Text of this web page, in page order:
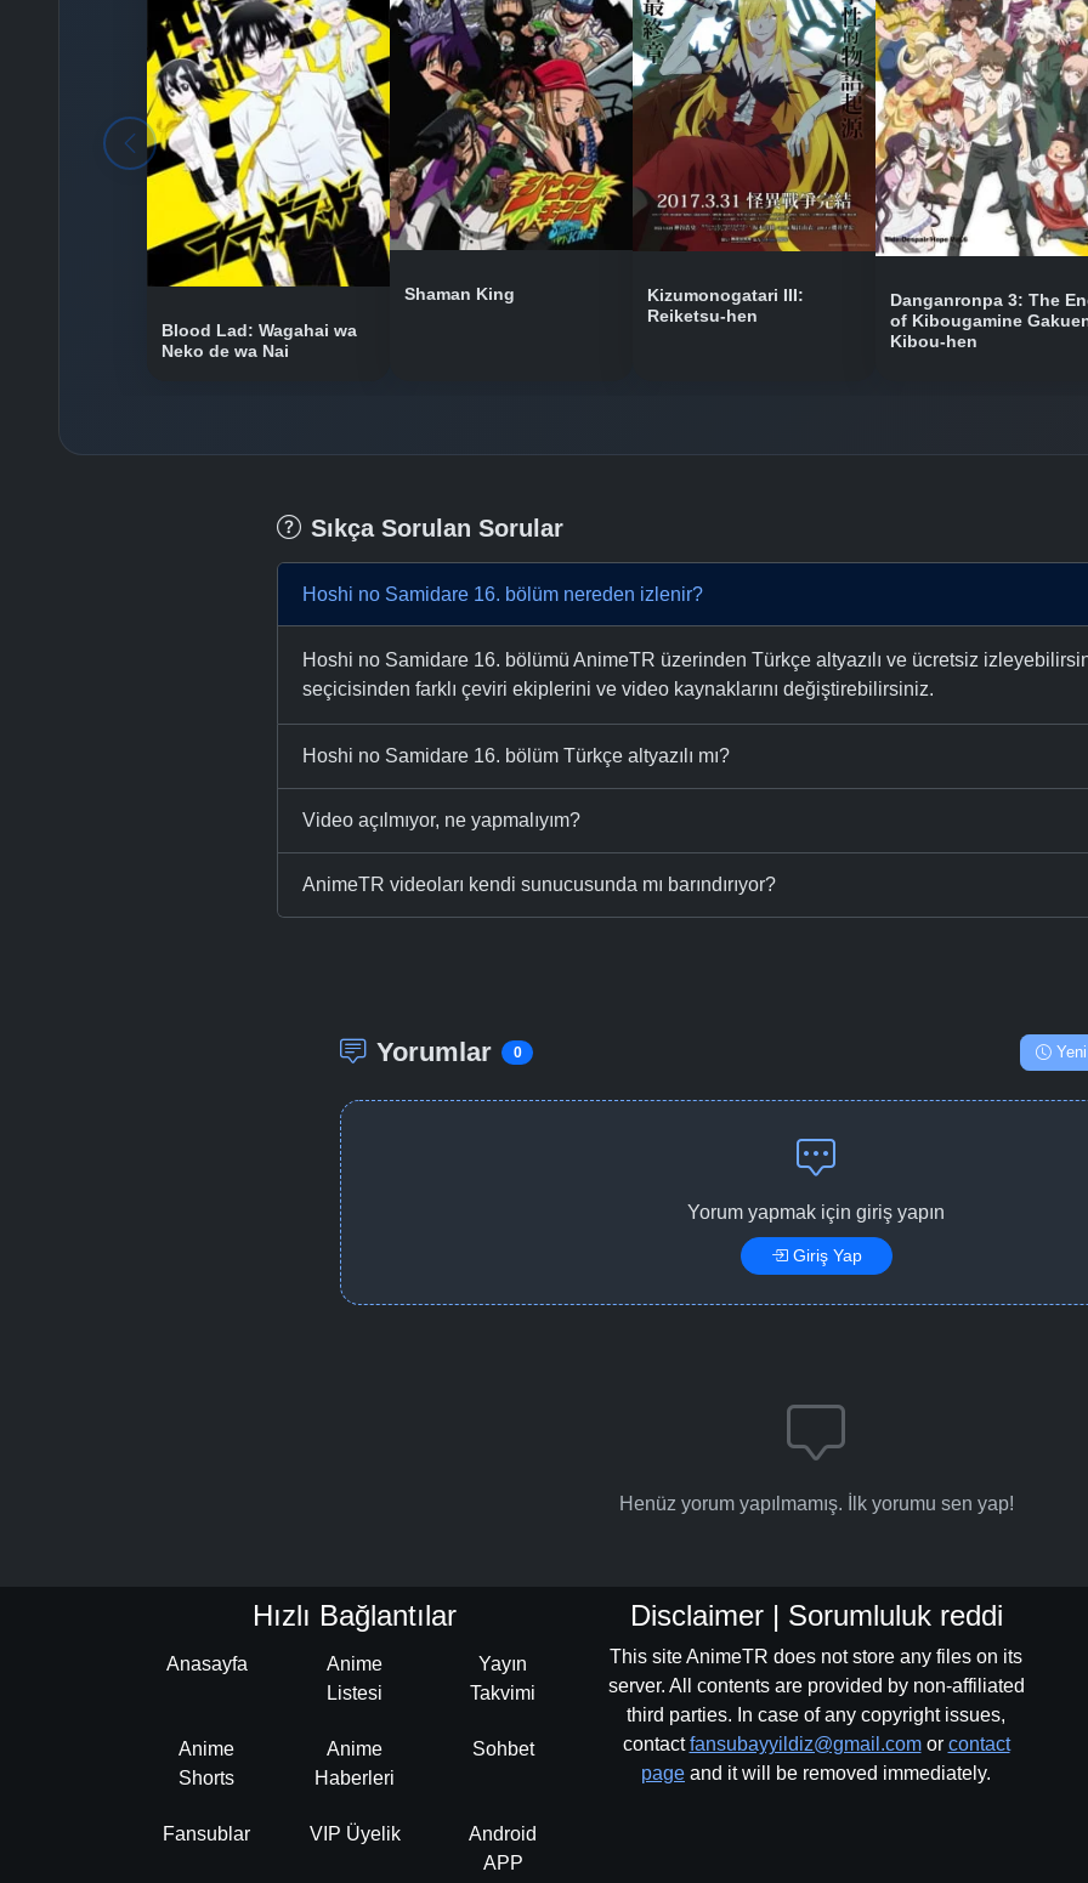
Blood Lad: Wagahai wa
Neko de wa Nai
Shaman King
Kizumonogatari III:
Reiketsu-hen
Danganronpa 3: The
of Kibougamine
Kibou-hen
Sıkça Sorulan Sorular
Hoshi no Samidare 16. bölüm nereden izlenir?
Hoshi no Samidare 16. bölümü AnimeTR üzerinden Türkçe altyazılı ve ücretsiz
seçicisinden farklı çeviri ekiplerini ve video kaynaklarını değiştirebilirsiniz.
Hoshi no Samidare 16. bölüm Türkçe altyazılı mı?
Video açılmıyor, ne yapmalıyım?
AnimeTR videoları kendi sunucusunda mı barındırıyor?
Yorumlar 0 Yeni
Yorum yapmak için giriş yapın
Giriş Yap
Henüz yorum yapılmamış. İlk yorumu sen yap!
Hızlı Bağlantılar
Anasayfa
Anime
Listesi
Yayın
Takvimi
Anime
Shorts
Anime
Haberleri
Sohbet
Fansublar VIP Üyelik
Android
APP
Disclaimer | Sorumluluk reddi
This site AnimeTR does not store any files on its
server. All contents are provided by non-affiliated
third parties. In case of any copyright issues,
contactfansubayyildiz@gmail.comor contact
page and it will be removed immediately.